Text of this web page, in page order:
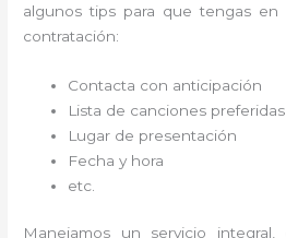
algunos tips para que tengas
contratación:
Contacta con anticipación
Lista de canciones preferidas
Lugar de presentación
Fecha y hora
etc.
Manejamos un servicio integral,